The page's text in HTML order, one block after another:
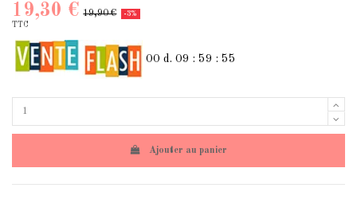
19,30 € 19,90 €
-3%
TTC
00 d. 09 : 59 : 54
Ajouter au panier